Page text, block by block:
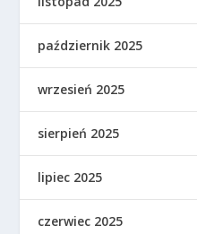
październik 2025
wrzesień 2025
sierpień 2025
lipiec 2025
czerwiec 2025